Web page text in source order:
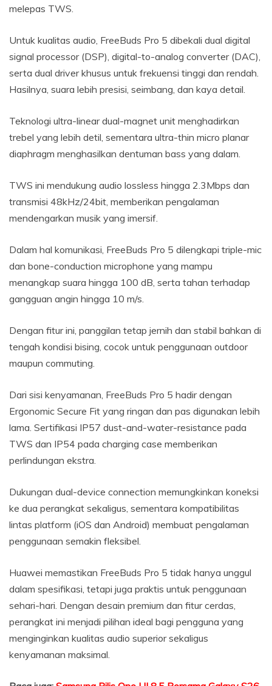
melepas TWS.
Untuk kualitas audio, FreeBuds Pro 5 dibekali dual digital
signal processor (DSP), digital-to-analog converter (DAC),
serta dual driver khusus untuk frekuensi tinggi dan rendah.
Hasilnya, suara lebih presisi, seimbang, dan kaya detail.
Teknologi ultra-linear dual-magnet unit menghadirkan
trebel yang lebih detil, sementara ultra-thin micro planar
diaphragm menghasilkan dentuman bass yang dalam.
TWS ini mendukung audio lossless hingga 2.3Mbps dan
transmisi 48kHz/24bit, memberikan pengalaman
mendengarkan musik yang imersif.
Dalam hal komunikasi, FreeBuds Pro 5 dilengkapi triple-mic
dan bone-conduction microphone yang mampu
menangkap suara hingga 100 dB, serta tahan terhadap
gangguan angin hingga 10 m/s.
Dengan fitur ini, panggilan tetap jernih dan stabil bahkan di
tengah kondisi bising, cocok untuk penggunaan outdoor
maupun commuting.
Dari sisi kenyamanan, FreeBuds Pro 5 hadir dengan
Ergonomic Secure Fit yang ringan dan pas digunakan lebih
lama. Sertifikasi IP57 dust-and-water-resistance pada
TWS dan IP54 pada charging case memberikan
perlindungan ekstra.
Dukungan dual-device connection memungkinkan koneksi
ke dua perangkat sekaligus, sementara kompatibilitas
lintas platform (iOS dan Android) membuat pengalaman
penggunaan semakin fleksibel.
Huawei memastikan FreeBuds Pro 5 tidak hanya unggul
dalam spesifikasi, tetapi juga praktis untuk penggunaan
sehari-hari. Dengan desain premium dan fitur cerdas,
perangkat ini menjadi pilihan ideal bagi pengguna yang
menginginkan kualitas audio superior sekaligus
kenyamanan maksimal.